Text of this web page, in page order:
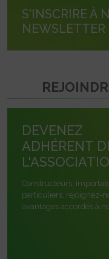
S'INSCRIRE À
NEWSLETTER
DEVENEZ
ADHÉRENT
Constructeurs,
particuliers, rejoignez-
avantages accordés à